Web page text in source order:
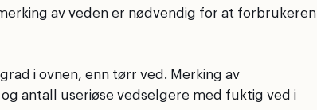
av veden er nødvendig for at forbrukeren
i ovnen, enn tørr ved. Merking av
antall useriøse vedselgere med fuktig ved i